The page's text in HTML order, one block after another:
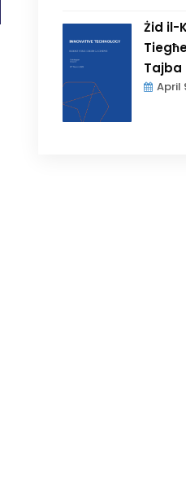
Żid il-
Tajba
April